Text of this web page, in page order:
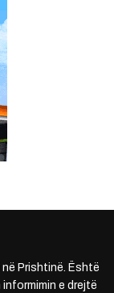
Prishtinë. Është
e drejtë